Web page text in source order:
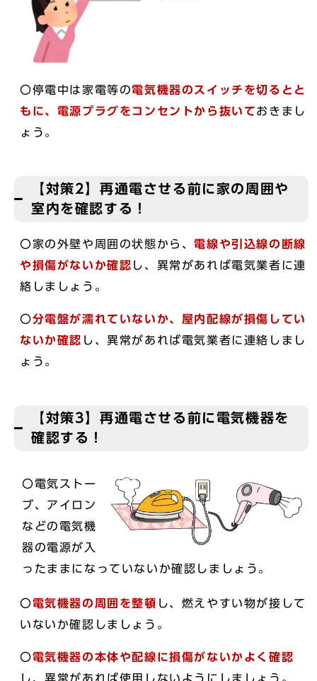
〇停電中は家電等の電気機器のスイッチを切るとと
もに、電源プラグをコンセントから抜いておきまし
ょう。
【対策2】再通電させる前に家の周囲や
室内を確認する！
〇家の外壁や周囲の状態から、電線や引込線の断線
や損傷がないか確認 し、異常があれば電気業者に連
絡しましょう。
〇分電盤が濡れていないか、屋内配線が損傷してい
ないか確認 し、異常があれば電気業者に連絡しまし
ょう。
【対策3】再通電させる前に電気機器を
確認する！
〇電気ストー
ブ、アイロン
などの電気機
器の電源が入
ったままになっていないか確認しましょう。
〇電気機器の周囲を整頓 し、燃えやすい物が接して
いないか確認しましょう。
〇電気機器の本体や配線に損傷がないかよく確認
し、異常があれば使用しないようにしましょう。